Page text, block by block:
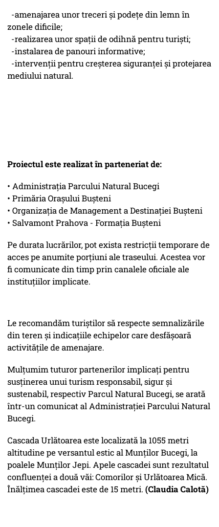
-amenajarea unor treceri și podețe din lemn în
zonele dificile;
-realizarea unor spații de odihnă pentru turiști;
-instalarea de panouri informative;
-intervenții pentru creșterea siguranței și protejarea
mediului natural.
Proiectul este realizat în parteneriat de:
• Administrația Parcului Natural Bucegi
• Primăria Orașului Bușteni
• Organizația de Management a Destinației Bușteni
• Salvamont Prahova - Formația Bușteni
Pe durata lucrărilor, pot exista restricții temporare de
acces pe anumite porțiuni ale traseului. Acestea vor
fi comunicate din timp prin canalele oficiale ale
instituțiilor implicate.
Le recomandăm turiștilor să respecte semnalizările
din teren și indicațiile echipelor care desfășoară
activitățile de amenajare.
Mulțumim tuturor partenerilor implicați pentru
susținerea unui turism responsabil, sigur și
sustenabil, respectiv Parcul Natural Bucegi, se arată
într-un comunicat al Administrației Parcului Natural
Bucegi.
Cascada Urlătoarea este localizată la 1055 metri
altitudine pe versantul estic al Munților Bucegi, la
poalele Munților Jepi. Apele cascadei sunt rezultatul
confluenței a două văi: Comorilor și Urlătoarea Mică.
Înălțimea cascadei este de 15 metri. (Claudia Calotă)